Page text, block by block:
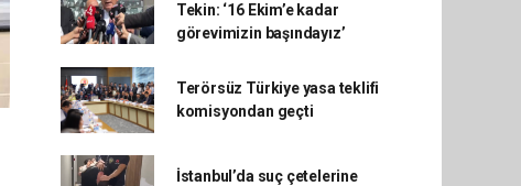
Tekin: ‘16 Ekim’e kadar
görevimizin başındayız’
Terörsüz Türkiye yasa teklifi
komisyondan geçti
İstanbul’da suç çetelerine